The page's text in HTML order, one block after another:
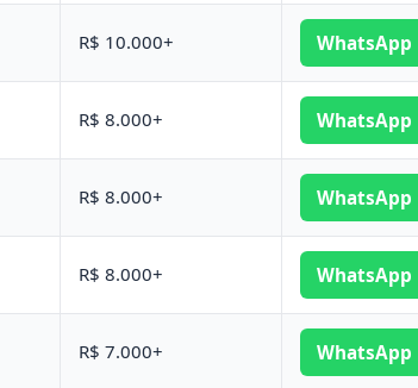
R$ 10.000+ WhatsApp
R$ 8.000+ WhatsApp
R$ 8.000+ WhatsApp
R$ 8.000+ WhatsApp
R$ 7.000+ WhatsApp